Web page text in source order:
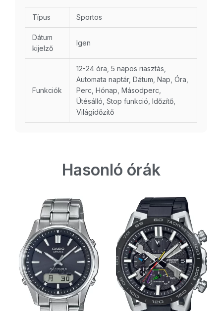
Típus Sportos
Dátum
kijelző
Igen
Funkciók
12-24 óra, 5 napos riasztás,
Automata naptár, Dátum, Nap, Óra,
Perc, Hónap, Másodperc,
Ütésálló, Stop funkció, Időzítő,
Világidőzítő
Hasonló órák